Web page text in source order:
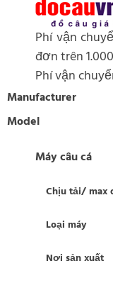
Phí vận
đơn trên
Phí vận
Manufacturer
Model
Máy câu cá
Chịu tải/ max
Loại máy
Nơi sản xuất